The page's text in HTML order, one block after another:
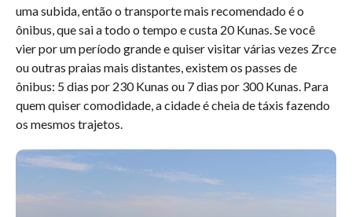
uma subida, então o transporte mais recomendado é o
ônibus, que sai a todo o tempo e custa 20 Kunas. Se você
vier por um período grande e quiser visitar várias vezes Zrce
ou outras praias mais distantes, existem os passes de
ônibus: 5 dias por 230 Kunas ou 7 dias por 300 Kunas. Para
quem quiser comodidade, a cidade é cheia de táxis fazendo
os mesmos trajetos.